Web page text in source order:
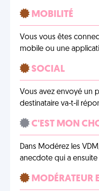
MOBILITÉ
Vous vous êtes
mobile ou une
SOCIAL
Vous avez envoyé un
destinataire va-t-il
C'EST MON
Dans Modérez les
anecdote qui a
MODÉRATEUR